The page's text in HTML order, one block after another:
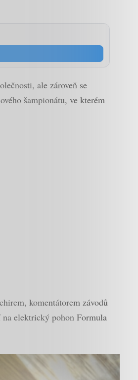
ale zároveň se
šampionátu, ve kterém
komentátorem závodů
elektrický pohon Formula